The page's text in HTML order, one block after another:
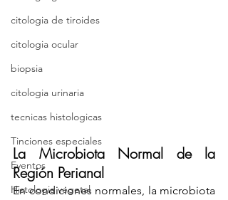
citologia de tiroides
citologia ocular
biopsia
citologia urinaria
tecnicas histologicas
Tinciones especiales
Eventos
Histologia vegetal
La Microbiota Normal de la
Región Perianal
En condiciones normales, la microbiota